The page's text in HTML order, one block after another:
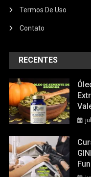
Termos De Uso
Contato
RECENTES